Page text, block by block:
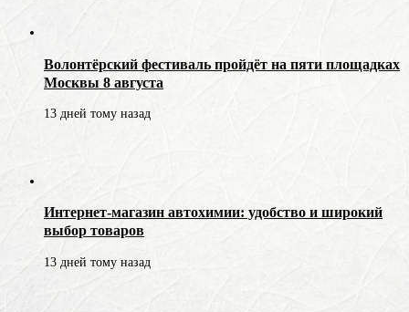
Волонтёрский фестиваль пройдёт на пяти площадках
Москвы 8 августа
13 дней тому назад
Интернет-магазин автохимии: удобство и широкий
выбор товаров
13 дней тому назад